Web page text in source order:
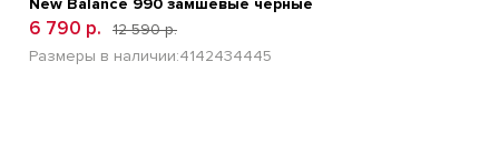
New Balance 990 замшевые черные
6 790 р.
12 590 р.
Размеры в наличии:4142434445